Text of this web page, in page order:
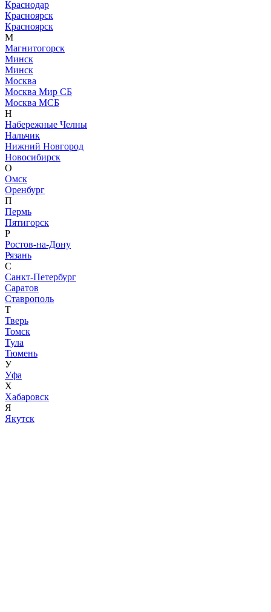
Краснодар
Красноярск
Красноярск
М
Магнитогорск
Минск
Минск
Москва
Москва Мир СБ
Москва МСБ
Н
Набережные Челны
Нальчик
Нижний Новгород
Новосибирск
О
Омск
Оренбург
П
Пермь
Пятигорск
Р
Ростов-на-Дону
Рязань
С
Санкт-Петербург
Саратов
Ставрополь
Т
Тверь
Томск
Тула
Тюмень
У
Уфа
Х
Хабаровск
Я
Якутск